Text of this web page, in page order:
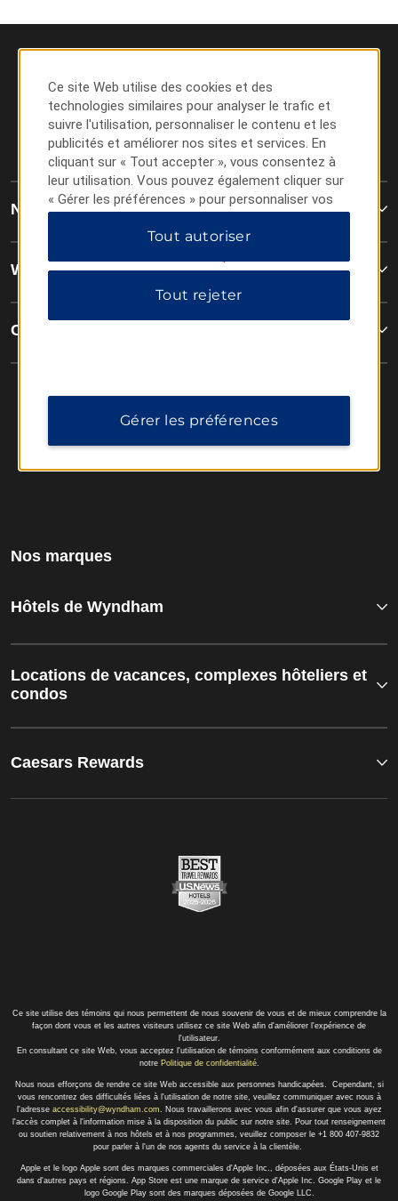
Nous joindre
Wyndham Business
Conditions générales
Nos marques
Hôtels de Wyndham
Locations de vacances, complexes hôteliers et
condos
Caesars Rewards
Ce site utilise des témoins qui nous permettent de nous souvenir de vous et de mieux comprendre la
façon dont vous et les autres visiteurs utilisez ce site Web afin d'améliorer l'expérience de
l'utilisateur.
En consultant ce site Web, vous acceptez l'utilisation de témoins conformément aux conditions de
notre Politique de confidentialité.
Nous nous efforçons de rendre ce site Web accessible aux personnes handicapées. Cependant, si
vous rencontrez des difficultés liées à l'utilisation de notre site, veuillez communiquer avec nous à
l'adresse accessibility@wyndham.com . Nous travaillerons avec vous afin d'assurer que vous ayez
l'accès complet à l'information mise à la disposition du public sur notre site. Pour tout renseignement
ou soutien relativement à nos hôtels et à nos programmes, veuillez composer le +1 800 407-9832
pour parler à l'un de nos agents du service à la clientèle.
Apple et le logo Apple sont des marques commerciales d'Apple Inc., déposées aux États-Unis et
dans d'autres pays et régions. App Store est une marque de service d'Apple Inc. Google Play et le
logo Google Play sont des marques déposées de Google LLC.
Ce site Web utilise des cookies et des
technologies similaires pour analyser le trafic et
suivre l'utilisation, personnaliser le contenu et les
publicités et améliorer nos sites et services. En
cliquant sur « Tout accepter », vous consentez à
leur utilisation. Vous pouvez également cliquer sur
« Gérer les préférences » pour personnaliser vos
choix ou sur « Tout rejeter » pour n'autoriser que
les cookies essentiels. Pour plus d'informations,
Tout autoriser
Tout rejeter
Gérer les préférences